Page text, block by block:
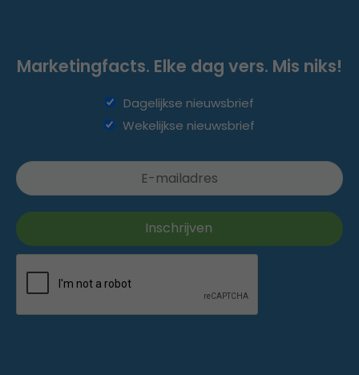
Marketingfacts. Elke dag vers. Mis niks!
Dagelijkse nieuwsbrief
Wekelijkse nieuwsbrief